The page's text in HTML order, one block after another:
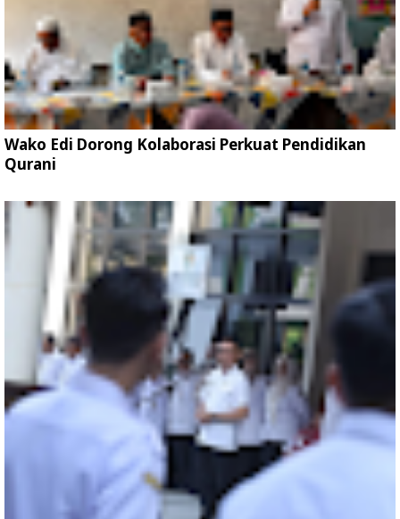
Wako Edi Dorong Kolaborasi Perkuat Pendidikan
Qurani